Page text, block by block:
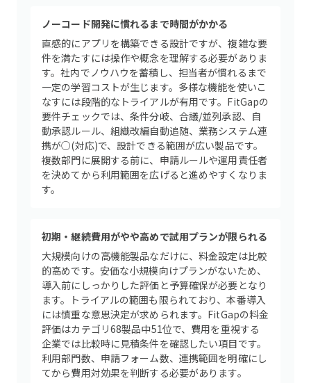
ノーコード開発に慣れるまで時間がかかる
直感的にアプリを構築できる設計ですが、複雑な要
件を満たすには操作や概念を理解する必要がありま
す。社内でノウハウを蓄積し、担当者が慣れるまで
一定の学習コストが生じます。多様な機能を使いこ
なすには段階的なトライアルが有用です。FitGapの
要件チェックでは、条件分岐、合議/並列承認、自
動承認ルール、組織改編自動追随、業務システム連
携が○(対応)で、設計できる範囲が広い製品です。
複数部門に展開する前に、申請ルールや運用責任者
を決めてから利用範囲を広げると進めやすくなりま
す。
初期・継続費用がやや高めで試用プランが限られる
大規模向けの高機能製品なだけに、料金設定は比較
的高めです。安価な小規模向けプランがないため、
導入前にしっかりした評価と予算確保が必要となり
ます。トライアルの範囲も限られており、本番導入
には慎重な意思決定が求められます。FitGapの料金
評価はカテゴリ68製品中51位で、費用を重視する
企業では比較時に見積条件を確認したい項目です。
利用部門数、申請フォーム数、連携範囲を明確にし
てから費用対効果を判断する必要があります。